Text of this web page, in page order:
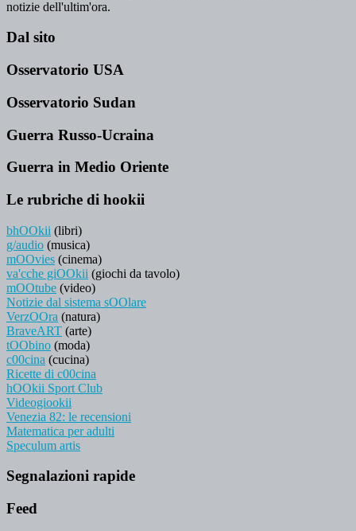
notizie dell'ultim'ora.
Dal sito
Osservatorio USA
Osservatorio Sudan
Guerra Russo-Ucraina
Guerra in Medio Oriente
Le rubriche di hookii
bhOOkii (libri)
g/audio (musica)
mOOvies (cinema)
va'cche giOOkii (giochi da tavolo)
mOOtube (video)
Notizie dal sistema sOOlare
VerzOOra (natura)
BraveART (arte)
tOObino (moda)
c00cina (cucina)
Ricette di c00cina
hOOkii Sport Club
Videogiookii
Venezia 82: le recensioni
Matematica per adulti
Speculum artis
Segnalazioni rapide
Feed